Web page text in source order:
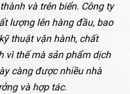
và trên biển. Công ty
lượng lên hàng đầu, bao
thuật vận hành, chất
vì thế mà sản phẩm dịch
càng được nhiều nhà
và hợp tác.